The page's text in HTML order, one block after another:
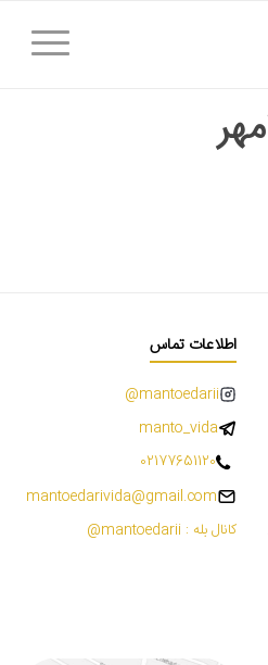
اطلاعات تماس
mantoedarii@
manto_vida
02177651120
mantoedarivida@gmail.com
کانال بله : mantoedarii@